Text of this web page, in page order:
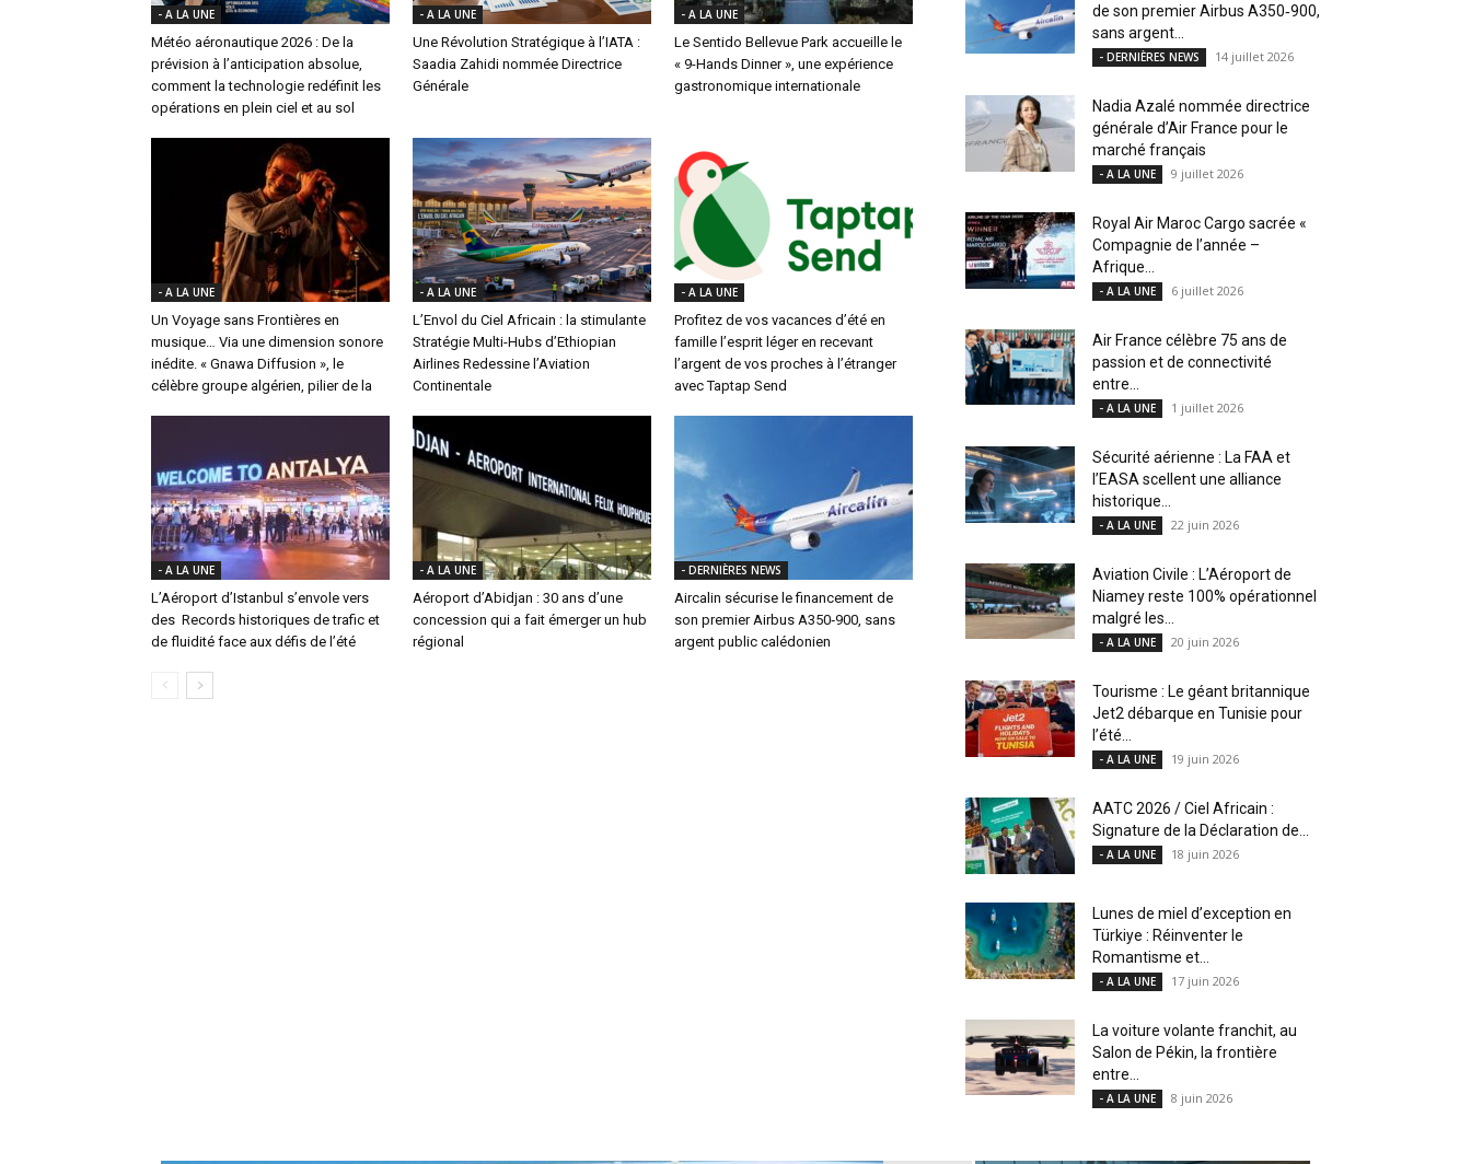
- A LA UNE
Météo aéronautique 2026 : De la
prévision à l’anticipation absolue,
comment la technologie redéfinit les
opérations en plein ciel et au sol
- A LA UNE
Une Révolution Stratégique à l’IATA :
Saadia Zahidi nommée Directrice
Générale
- A LA UNE
Le Sentido Bellevue Park accueille le
« 9-Hands Dinner », une expérience
gastronomique internationale
- A LA UNE
Un Voyage sans Frontières en
musique… Via une dimension sonore
inédite. « Gnawa Diffusion », le
célèbre groupe algérien, pilier de la
- A LA UNE
L’Envol du Ciel Africain : la stimulante
Stratégie Multi-Hubs d’Ethiopian
Airlines Redessine l’Aviation
Continentale
- A LA UNE
Profitez de vos vacances d’été en
famille l’esprit léger en recevant
l’argent de vos proches à l’étranger
avec Taptap Send
- A LA UNE
L’Aéroport d’Istanbul s’envole vers
des Records historiques de trafic et
de fluidité face aux défis de l’été
- A LA UNE
Aéroport d’Abidjan : 30 ans d’une
concession qui a fait émerger un hub
régional
- DERNIÈRES NEWS
Aircalin sécurise le financement de
son premier Airbus A350‑900, sans
argent public calédonien
de son premier Airbus A350‑900,
sans argent...
- DERNIÈRES NEWS 14 juillet 2026
Nadia Azalé nommée directrice
générale d’Air France pour le
marché français
- A LA UNE 9 juillet 2026
Royal Air Maroc Cargo sacrée «
Compagnie de l’année –
Afrique...
- A LA UNE 6 juillet 2026
Air France célèbre 75 ans de
passion et de connectivité
entre...
- A LA UNE 1 juillet 2026
Sécurité aérienne : La FAA et
l’EASA scellent une alliance
historique...
- A LA UNE 22 juin 2026
Aviation Civile : L’Aéroport de
Niamey reste 100% opérationnel
malgré les...
- A LA UNE 20 juin 2026
Tourisme : Le géant britannique
Jet2 débarque en Tunisie pour
l’été...
- A LA UNE 19 juin 2026
AATC 2026 / Ciel Africain :
Signature de la Déclaration de...
- A LA UNE 18 juin 2026
Lunes de miel d’exception en
Türkiye : Réinventer le
Romantisme et...
- A LA UNE 17 juin 2026
La voiture volante franchit, au
Salon de Pékin, la frontière
entre...
- A LA UNE 8 juin 2026